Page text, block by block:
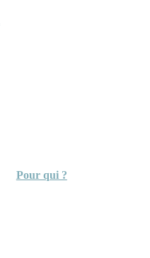
Pour qui ?